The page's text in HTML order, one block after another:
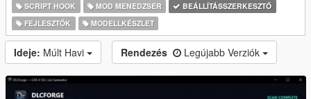
SCRIPT HOOK MOD MENEDZSER
BEÁLLÍTÁSSZERKESZTŐ
FEJLESZTŐK
MODELLKÉSZLET
Ideje: Múlt Havi Rendezés Legújabb Verziók